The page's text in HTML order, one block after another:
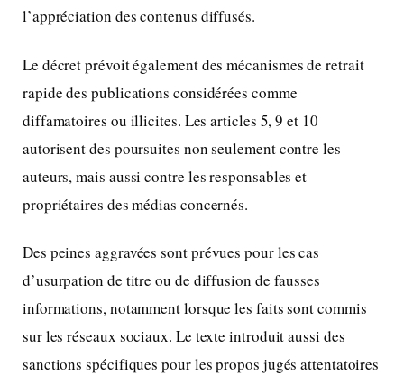
l’appréciation des contenus diffusés.
Le décret prévoit également des mécanismes de retrait
rapide des publications considérées comme
diffamatoires ou illicites. Les articles 5, 9 et 10
autorisent des poursuites non seulement contre les
auteurs, mais aussi contre les responsables et
propriétaires des médias concernés.
Des peines aggravées sont prévues pour les cas
d’usurpation de titre ou de diffusion de fausses
informations, notamment lorsque les faits sont commis
sur les réseaux sociaux. Le texte introduit aussi des
sanctions spécifiques pour les propos jugés attentatoires